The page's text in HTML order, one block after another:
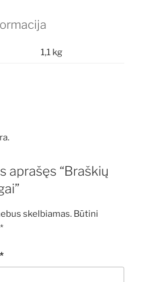
1,1 kg
aprašęs “Braškių
skelbiamas. Būtini
*
*